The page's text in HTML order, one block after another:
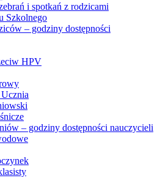
i spotkań z rodzicami
Szkolnego
– godziny dostępności
HPV
– godziny dostępności nauczycieli